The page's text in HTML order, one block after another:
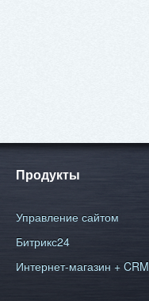
Продукты
Управление сайтом
Битрикс24
Интернет-магазин + CRM